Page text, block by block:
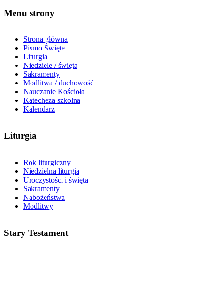
Menu strony
Strona główna
Pismo Święte
Liturgia
Niedziele / święta
Sakramenty
Modlitwa / duchowość
Nauczanie Kościoła
Katecheza szkolna
Kalendarz
Liturgia
Rok liturgiczny
Niedzielna liturgia
Uroczystości i święta
Sakramenty
Nabożeństwa
Modlitwy
Stary Testament